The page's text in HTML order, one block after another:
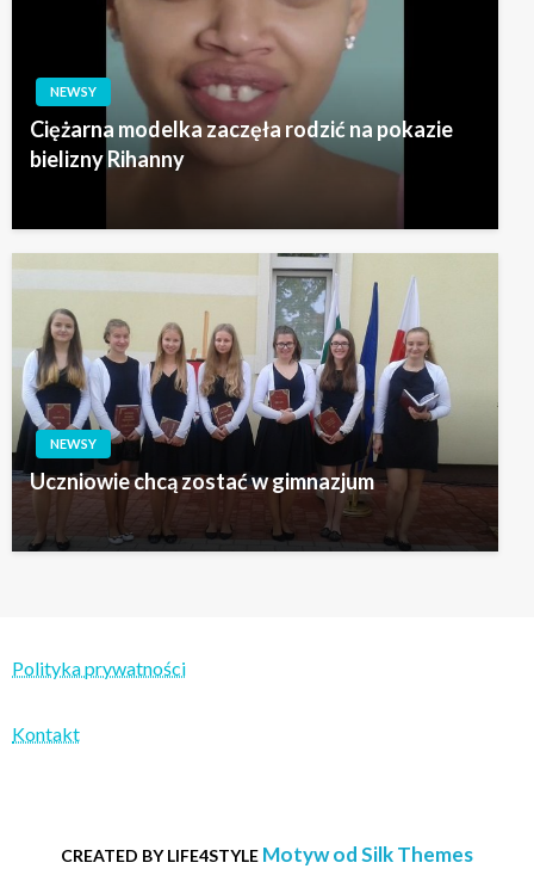
NEWSY
Ciężarna modelka zaczęła rodzić na pokazie
bielizny Rihanny
NEWSY
Uczniowie chcą zostać w gimnazjum
Polityka prywatności
Kontakt
CREATED BY LIFE4STYLE Motyw od Silk Themes